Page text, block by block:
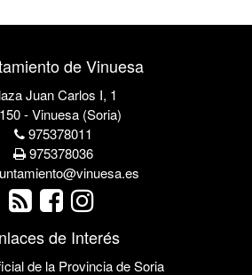
de Vinuesa
Juan Carlos I, 1
- Vinuesa (Soria)
975378011
975378036
de Interés
de la Provincia de Soria